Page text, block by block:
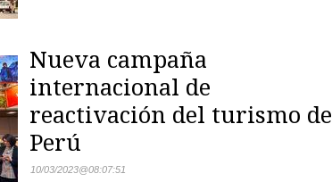
Nueva campaña
internacional de
reactivación del turismo de
Perú
10/03/2023@08:07:51